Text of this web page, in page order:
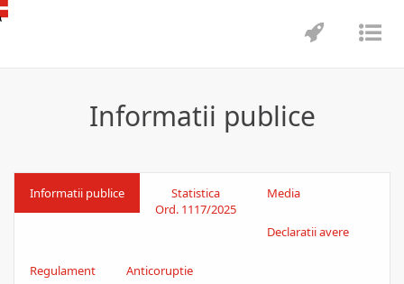
Informatii publice
Informatii publice
Statistica
Ord. 1117/2025
Media
Declaratii avere
Regulament Anticoruptie